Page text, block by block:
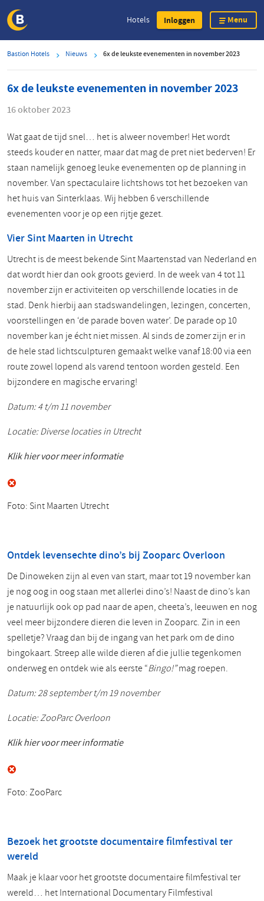
de
inhoud
Hotels Inloggen Menu
Bastion Hotels Nieuws 6x de leukste evenementen in november 2023
6x de leukste evenementen in november 2023
16 oktober 2023
Wat gaat de tijd snel… het is alweer november! Het wordt
steeds kouder en natter, maar dat mag de pret niet bederven! Er
staan namelijk genoeg leuke evenementen op de planning in
november. Van spectaculaire lichtshows tot het bezoeken van
het huis van Sinterklaas. Wij hebben 6 verschillende
evenementen voor je op een rijtje gezet.
Vier Sint Maarten in Utrecht
Utrecht is de meest bekende Sint Maartenstad van Nederland en
dat wordt hier dan ook groots gevierd. In de week van 4 tot 11
november zijn er activiteiten op verschillende locaties in de
stad. Denk hierbij aan stadswandelingen, lezingen, concerten,
voorstellingen en ‘de parade boven water’. De parade op 10
november kan je écht niet missen. Al sinds de zomer zijn er in
de hele stad lichtsculpturen gemaakt welke vanaf 18:00 via een
route zowel lopend als varend tentoon worden gesteld. Een
bijzondere en magische ervaring!
Datum: 4 t/m 11 november
Locatie: Diverse locaties in Utrecht
Klik hier voor meer informatie
Foto: Sint Maarten Utrecht
Ontdek levensechte dino’s bij Zooparc Overloon
De Dinoweken zijn al even van start, maar tot 19 november kan
je nog oog in oog staan met allerlei dino’s! Naast de dino’s kan
je natuurlijk ook op pad naar de apen, cheeta’s, leeuwen en nog
veel meer bijzondere dieren die leven in Zooparc. Zin in een
spelletje? Vraag dan bij de ingang van het park om de dino
bingokaart. Streep alle wilde dieren af die jullie tegenkomen
onderweg en ontdek wie als eerste “Bingo!”mag roepen.
Datum: 28 september t/m 19 november
Locatie: ZooParc Overloon
Klik hier voor meer informatie
Foto: ZooParc
Bezoek het grootste documentaire filmfestival ter
wereld
Maak je klaar voor het grootste documentaire filmfestival ter
wereld… het International Documentary Filmfestival